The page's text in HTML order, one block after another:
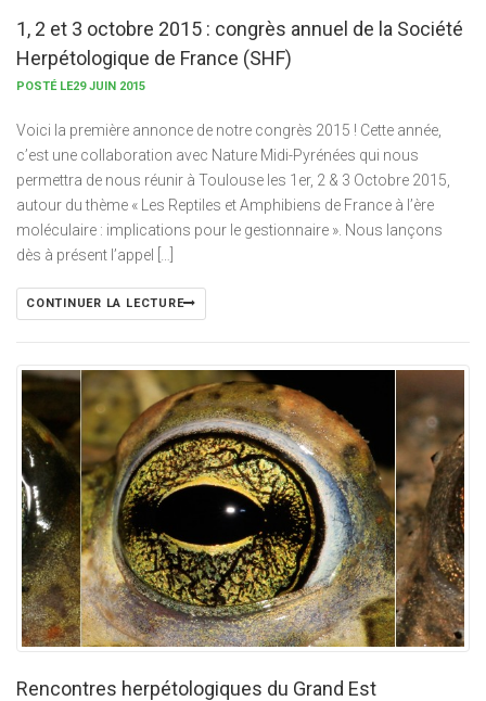
1, 2 et 3 octobre 2015 : congrès annuel de la Société
Herpétologique de France (SHF)
POSTÉ LE29 JUIN 2015
Voici la première annonce de notre congrès 2015 ! Cette année,
c’est une collaboration avec Nature Midi-Pyrénées qui nous
permettra de nous réunir à Toulouse les 1er, 2 & 3 Octobre 2015,
autour du thème « Les Reptiles et Amphibiens de France à l’ère
moléculaire : implications pour le gestionnaire ». Nous lançons
dès à présent l’appel […]
CONTINUER LA LECTURE
Rencontres herpétologiques du Grand Est